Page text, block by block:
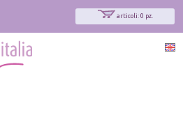
articoli: 0 pz.